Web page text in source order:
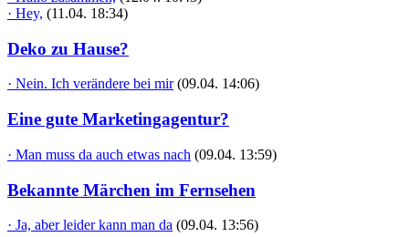
· Hey, (11.04. 18:34)
Deko zu Hause?
· Nein. Ich verändere bei mir (09.04. 14:06)
Eine gute Marketingagentur?
· Man muss da auch etwas nach (09.04. 13:59)
Bekannte Märchen im Fernsehen
· Ja, aber leider kann man da (09.04. 13:56)